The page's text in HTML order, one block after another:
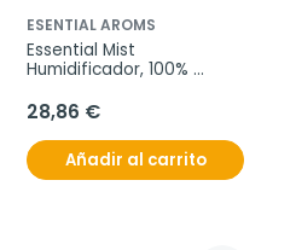
ESENTIAL AROMS
Essential Mist
Humidificador, 100%
28,86 €
Añadir al carrito